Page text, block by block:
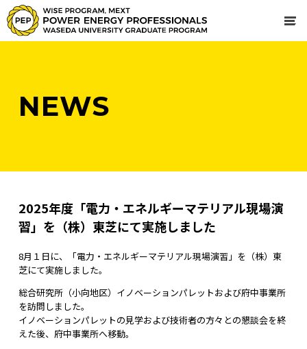
NEWS
2025年度「電力・エネルギーマテリアル現場演
習」を（株）東芝にて実施しました
8月１日に、「電力・エネルギーマテリアル現場演習」を（株）東
芝にて実施しました。
総合研究所（小向地区）イノベーションパレットおよび府中事業所
を訪問しました。
イノベーションパレットの見学および技術者の方々との懇談会を終
えた後、府中事業所へ移動。